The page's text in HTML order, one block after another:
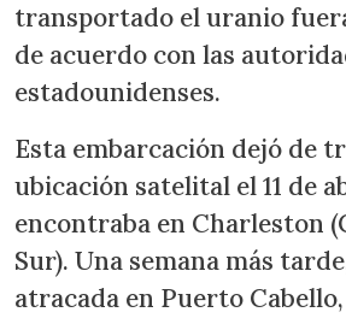
transportado el uranio
de acuerdo con las
estadounidenses.
Esta embarcación dejó de
ubicación satelital el 11 de
encontraba en Charleston
Sur). Una semana más
atracada en Puerto